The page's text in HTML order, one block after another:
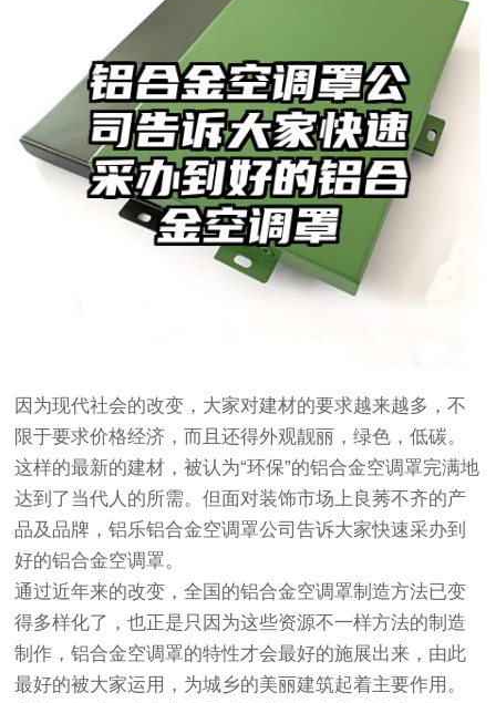
因为现代社会的改变，大家对建材的要求越来越多，不
限于要求价格经济，而且还得外观靓丽，绿色，低碳。
这样的最新的建材，被认为“环保”的铝合金空调罩完满地
达到了当代人的所需。但面对装饰市场上良莠不齐的产
品及品牌，铝乐铝合金空调罩公司告诉大家快速采办到
好的铝合金空调罩。
通过近年来的改变，全国的铝合金空调罩制造方法已变
得多样化了，也正是只因为这些资源不一样方法的制造
制作，铝合金空调罩的特性才会最好的施展出来，由此
最好的被大家运用，为城乡的美丽建筑起着主要作用。